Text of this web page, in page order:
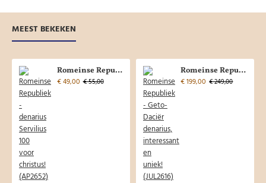
MEEST BEKEKEN
Romeinse Republiek - denarius Servilius 100 voor christus! (AP2652)
€ 49,00 € 55,00
Romeinse Republiek - Geto-Daciër denarius, interessant en uniek! (JUL2616)
€ 199,00 € 249,00